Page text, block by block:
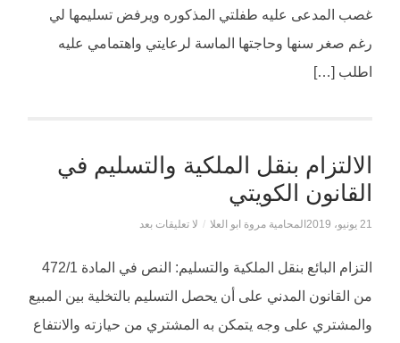
غصب المدعى عليه طفلتي المذكوره ويرفض تسليمها لي
رغم صغر سنها وحاجتها الماسة لرعايتي واهتمامي عليه
اطلب […]
الالتزام بنقل الملكية والتسليم في
القانون الكويتي
21 يونيو، 2019 المحامية مروة ابو العلا / لا تعليقات بعد
التزام البائع بنقل الملكية والتسليم: النص في المادة 472/1
من القانون المدني على أن يحصل التسليم بالتخلية بين المبيع
والمشتري على وجه يتمكن به المشتري من حيازته والانتفاع